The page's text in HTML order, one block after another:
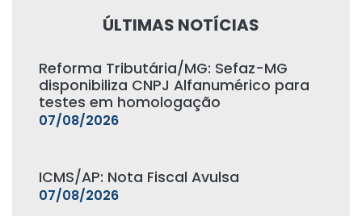
ÚLTIMAS NOTÍCIAS
Reforma Tributária/MG: Sefaz-MG
disponibiliza CNPJ Alfanumérico para
testes em homologação
07/08/2026
ICMS/AP: Nota Fiscal Avulsa
07/08/2026